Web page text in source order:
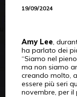
19/09/2024
Amy Lee ,
ha parlato dei
“Siamo nel
ma non siamo
creando molto,
essere più seri
novembre, per il